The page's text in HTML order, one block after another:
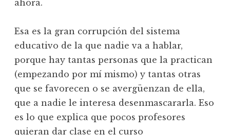
ahora.
Esa es la gran corrupción del sistema
educativo de la que nadie va a hablar,
porque hay tantas personas que la practican
(empezando por mí mismo) y tantas otras
que se favorecen o se avergüenzan de ella,
que a nadie le interesa desenmascararla. Eso
es lo que explica que pocos profesores
quieran dar clase en el curso